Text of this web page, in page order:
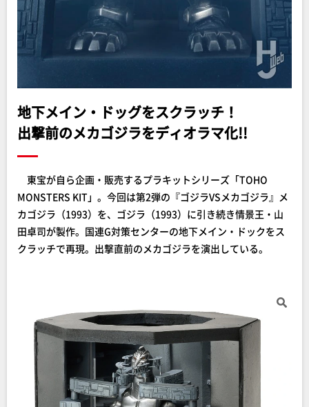
地下メイン・ドッグをスクラッチ！
出撃前のメカゴジラをディオラマ化!!
東宝が自ら企画・販売するプラキットシリーズ「TOHO
MONSTERS KIT」。今回は第2弾の『ゴジラVSメカゴジラ』メ
カゴジラ（1993）を、ゴジラ（1993）に引き続き情景王・山
田卓司が製作。国連G対策センターの地下メイン・ドックをス
クラッチで再現。出撃直前のメカゴジラを演出している。